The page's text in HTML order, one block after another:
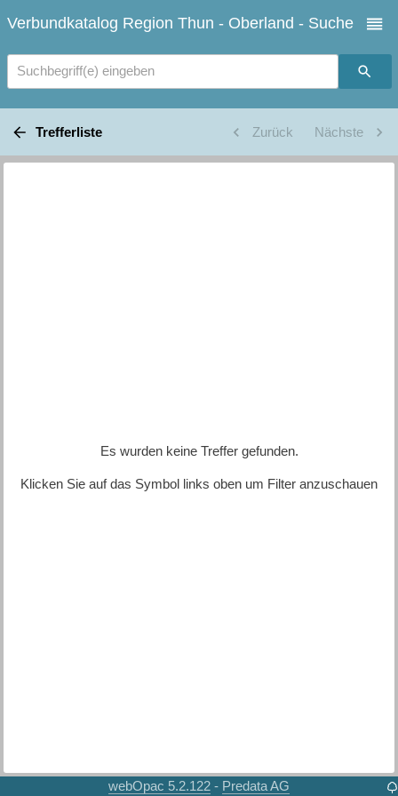
Verbundkatalog Region Thun - Oberland - Suche
Suchbegriff(e) eingeben
Trefferliste Zurück Nächste
Es wurden keine Treffer gefunden.
Klicken Sie auf das Symbol links oben um Filter anzuschauen
webOpac 5.2.122 - Predata AG